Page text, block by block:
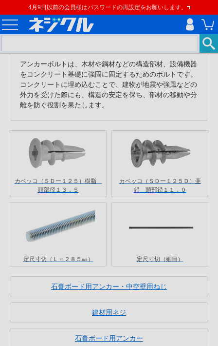
4月9日以前の会員様はパスワードの再設定をお願いします。
アンカーボルトは、木材や鋼材などの構造部材、設備機器
をコンクリート基礎に強固に固定するためのボルトです。
コンクリートに埋め込むことで、建物が地震や強風などの
外力を受けた際にも、構造の安定を保ち、部材の移動や分
離を防ぐ役割を果たします。
カベッコ（ＳＤー１２５）樹脂
頭部径１３．５
カベッコ（ＳＤー１２５Ｄ）亜
鉛 頭部径１１．０
定尺寸切（Ｌ＝２８５㎜） 定尺寸切（細目）
石膏ボード用アンカー・中空壁用ねじ
建材用ネジ
石膏ボード用アンカー